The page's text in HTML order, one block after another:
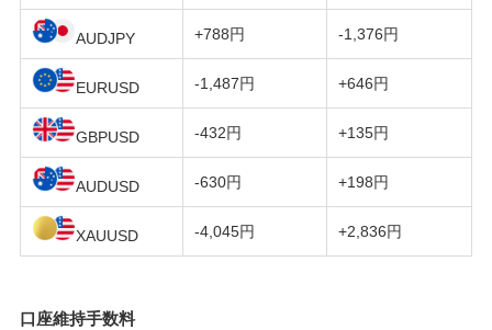
AUDJPY +788円 -1,376円
EURUSD -1,487円 +646円
GBPUSD -432円 +135円
AUDUSD -630円 +198円
XAUUSD -4,045円 +2,836円
口座維持手数料